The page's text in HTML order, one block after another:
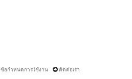
ข้อกำหนดการใช้งาน ติดต่อเรา